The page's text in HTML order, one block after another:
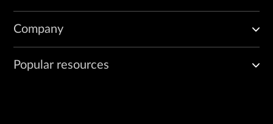
Company
Popular resources